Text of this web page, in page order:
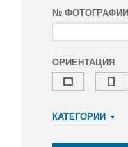
№ ФОТОГРАФИИ
ОРИЕНТАЦИЯ
КАТЕГОРИИ